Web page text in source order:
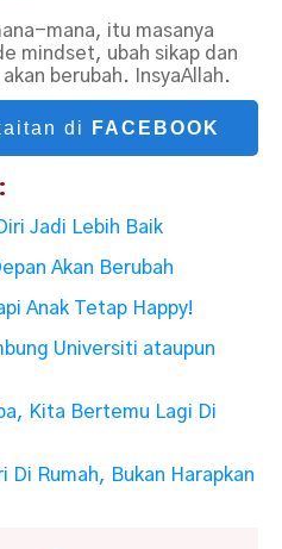
mana, itu masanya
mindset, ubah sikap dan
berubah. InsyaAllah.
di FACEBOOK
Jadi Lebih Baik
Akan Berubah
Anak Tetap Happy!
Universiti ataupun
Kita Bertemu Lagi Di
Di Rumah, Bukan Harapkan